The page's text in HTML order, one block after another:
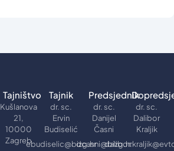
Tajništvo
Kušlanova
21,
10000
Zagreb
Tajnik
dr. sc.
Ervin
Budiselić
ebudiselic@bizg.hr
Predsjednik
dr. sc.
Danijel
Časni
dcasni@bizg.hr
dr. sc.
Dalibor
Kraljik